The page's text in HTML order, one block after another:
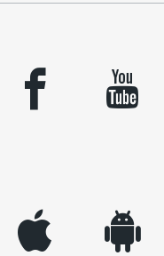
facebook youtube
appleinc android